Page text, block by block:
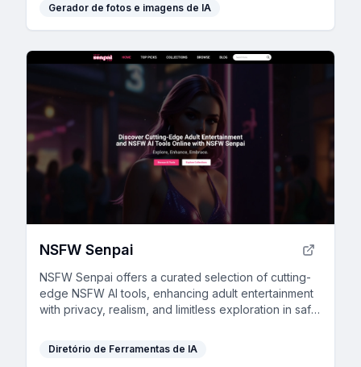
Gerador de fotos e imagens de IA
NSFW Senpai
NSFW Senpai offers a curated selection of cutting-
edge NSFW AI tools, enhancing adult entertainment
with privacy, realism, and limitless exploration in safe,
Diretório de Ferramentas de IA